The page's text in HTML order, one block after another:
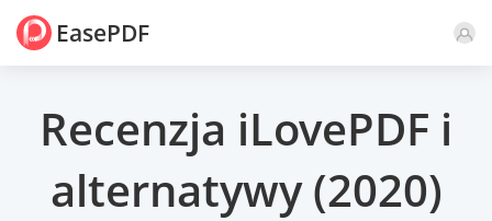
EasePDF
Recenzja iLovePDF i
alternatywy (2020)
Komentarz